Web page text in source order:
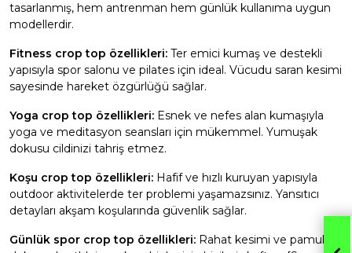
tasarlanmış, hem antrenman hem günlük kullanıma uygun
modellerdir.
Fitness crop top özellikleri: Ter emici kumaş ve destekli
yapısıyla spor salonu ve pilates için ideal. Vücudu saran kesimi
sayesinde hareket özgürlüğü sağlar.
Yoga crop top özellikleri: Esnek ve nefes alan kumaşıyla
yoga ve meditasyon seansları için mükemmel. Yumuşak
dokusu cildinizi tahriş etmez.
Koşu crop top özellikleri: Hafif ve hızlı kuruyan yapısıyla
outdoor aktivitelerde ter problemi yaşamazsınız. Yansıtıcı
detayları akşam koşularında güvenlik sağlar.
Günlük spor crop top özellikleri: Rahat kesimi ve pamuklu